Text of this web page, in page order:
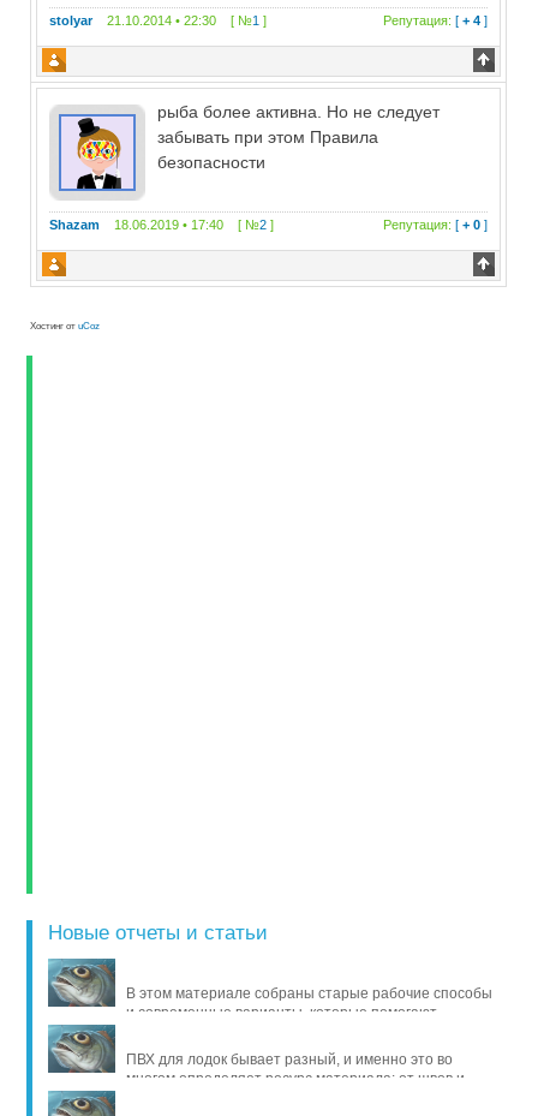
stolyar21.10.2014 • 22:30 [ №1 ] Репутация: [+ 4 ]
рыба более активна. Но не следует
забывать при этом Правила
безопасности
Shazam 18.06.2019 • 17:40 [ №2 ] Репутация: [+ 0 ]
Хостинг отuCoz
Новые отчеты и статьи
В этом материале собраны старые рабочие способы
и современные варианты, которые помогают
ПВХ для лодок бывает разный, и именно это во
многом определяет ресурс материала: от швов и